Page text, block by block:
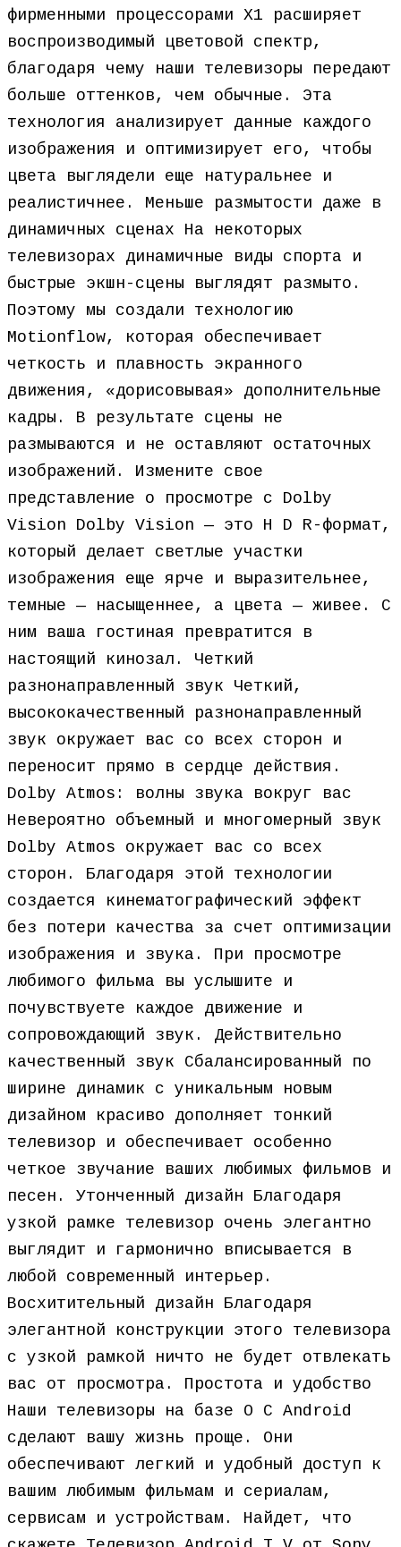
фирменными процессорами X1 расширяет
воспроизводимый цветовой спектр,
благодаря чему наши телевизоры передают
больше оттенков, чем обычные. Эта
технология анализирует данные каждого
изображения и оптимизирует его, чтобы
цвета выглядели еще натуральнее и
реалистичнее. Меньше размытости даже в
динамичных сценах На некоторых
телевизорах динамичные виды спорта и
быстрые экшн-сцены выглядят размыто.
Поэтому мы создали технологию
Motionflow, которая обеспечивает
четкость и плавность экранного
движения, «дорисовывая» дополнительные
кадры. В результате сцены не
размываются и не оставляют остаточных
изображений. Измените свое
представление о просмотре с Dolby
Vision Dolby Vision — это H D R-формат,
который делает светлые участки
изображения еще ярче и выразительнее,
темные — насыщеннее, а цвета — живее. С
ним ваша гостиная превратится в
настоящий кинозал. Четкий
разнонаправленный звук Четкий,
высококачественный разнонаправленный
звук окружает вас со всех сторон и
переносит прямо в сердце действия.
Dolby Atmos: волны звука вокруг вас
Невероятно объемный и многомерный звук
Dolby Atmos окружает вас со всех
сторон. Благодаря этой технологии
создается кинематографический эффект
без потери качества за счет оптимизации
изображения и звука. При просмотре
любимого фильма вы услышите и
почувствуете каждое движение и
сопровождающий звук. Действительно
качественный звук Cбалансированный по
ширине динамик с уникальным новым
дизайном красиво дополняет тонкий
телевизор и обеспечивает особенно
четкое звучание ваших любимых фильмов и
песен. Утонченный дизайн Благодаря
узкой рамке телевизор очень элегантно
выглядит и гармонично вписывается в
любой современный интерьер.
Восхитительный дизайн Благодаря
элегантной конструкции этого телевизора
с узкой рамкой ничто не будет отвлекать
вас от просмотра. Простота и удобство
Наши телевизоры на базе О С Android
сделают вашу жизнь проще. Они
обеспечивают легкий и удобный доступ к
вашим любимым фильмам и сериалам,
сервисам и устройствам. Найдет, что